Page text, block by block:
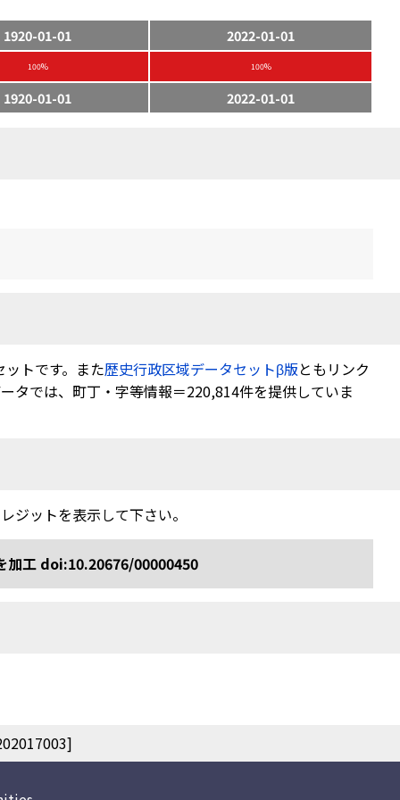
1920-01-01 2022-01-01
100% 100%
1920-01-01 2022-01-01
トです。また歴史行政区域データセットβ版ともリンク
タでは、町丁・字等情報＝220,814件を提供していま
ジットを表示して下さい。
加工 doi:10.20676/00000450